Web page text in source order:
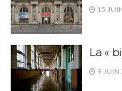
15
La «
9 JUIN